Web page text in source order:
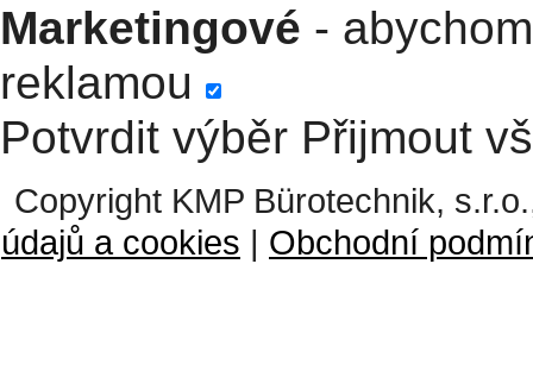
Marketingové -
reklamou
Potvrdit výběr Přijmout
Copyright KMP Bürotechnik,
údajů a cookies | Obchodní